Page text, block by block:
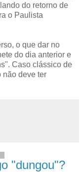
do retorno de
o Paulista
o que dar no
do dia anterior e
. Caso clássico de
não deve ter
"dungou"?